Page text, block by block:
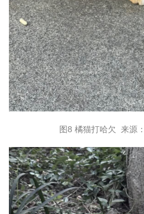
图8 橘猫打哈欠 来源